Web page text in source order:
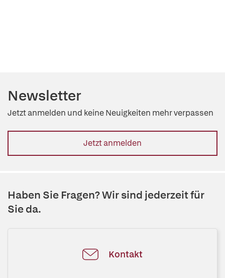
Newsletter
Jetzt anmelden und keine Neuigkeiten mehr verpassen
Jetzt anmelden
Haben Sie Fragen? Wir sind jederzeit für
Sie da.
Kontakt